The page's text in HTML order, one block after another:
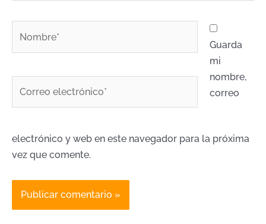
Guarda
mi
nombre,
correo
electrónico y web en este navegador para la próxima
vez que comente.